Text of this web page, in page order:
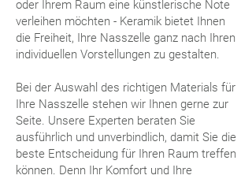
oder Ihrem Raum eine künstlerische Note
verleihen möchten - Keramik bietet Ihnen
die Freiheit, Ihre Nasszelle ganz nach Ihren
individuellen Vorstellungen zu gestalten.
Bei der Auswahl des richtigen Materials für
Ihre Nasszelle stehen wir Ihnen gerne zur
Seite. Unsere Experten beraten Sie
ausführlich und unverbindlich, damit Sie die
beste Entscheidung für Ihren Raum treffen
können. Denn Ihr Komfort und Ihre